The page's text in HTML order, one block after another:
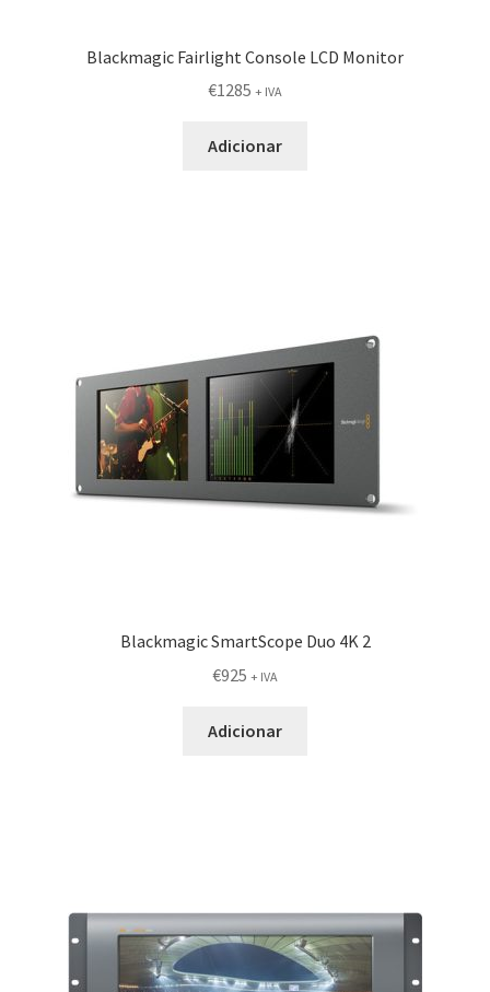
Blackmagic Fairlight Console LCD Monitor
€1285 + IVA
Adicionar
Blackmagic SmartScope Duo 4K 2
€925 + IVA
Adicionar